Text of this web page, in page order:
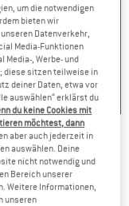
Preis
reduzierter Preis
ab 33,73 €
+5
0,0(0)
um die notwendigen
bieten wir
Datenverkehr,
Media-Funktionen
, Werbe- und
diese sitzen teilweise in
deiner Daten, etwa vor
auswählen“ erklärst du
du keine Cookies mit
möchtest, dann
aber auch jederzeit in
auswählen. Deine
nicht notwendig und
Bereich unserer
Weitere Informationen,
unseren